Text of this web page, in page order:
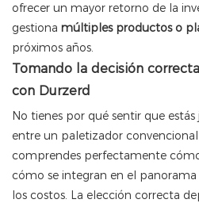
ofrecer un mayor retorno de la
gestiona múltiples productos o
próximos años.
Tomando la decisión
con Durzerd
No tienes por qué sentir que
entre un paletizador
comprendes perfectamente
cómo se integran en el
los costos. La elección correcta